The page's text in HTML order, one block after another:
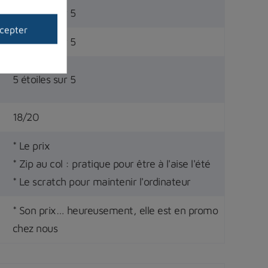
5 étoiles sur 5
5 étoiles sur 5
5 étoiles sur 5
18/20
* Le prix
* Zip au col : pratique pour être à l'aise l'été
* Le scratch pour maintenir l'ordinateur
* Son prix… heureusement, elle est en promo
chez nous